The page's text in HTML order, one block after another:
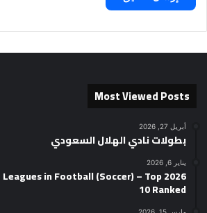
Most Viewed Posts
أبريل 27, 2026
بطولات نادي الهلال السعودي
يناير 6, 2026
Leagues in Football (Soccer) – Top
10 Ranked